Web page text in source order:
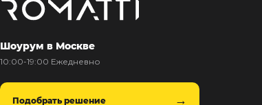
Шоурум в Москве
10:00-19:00 Ежедневно
Подобрать решение